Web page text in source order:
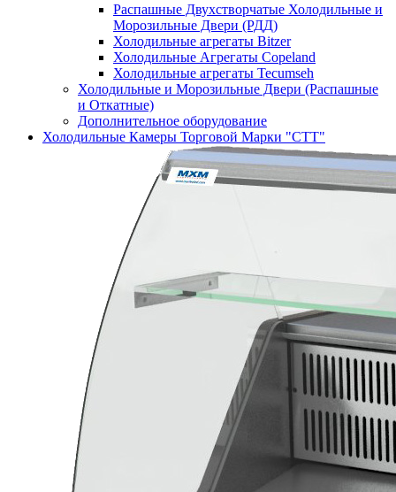
Распашные Двухстворчатые Холодильные и
Морозильные Двери (РДД)
Холодильные агрегаты Bitzer
Холодильные Агрегаты Copeland
Холодильные агрегаты Tecumseh
Холодильные и Морозильные Двери (Распашные
и Откатные)
Дополнительное оборудование
Холодильные Камеры Торговой Марки "СТТ"